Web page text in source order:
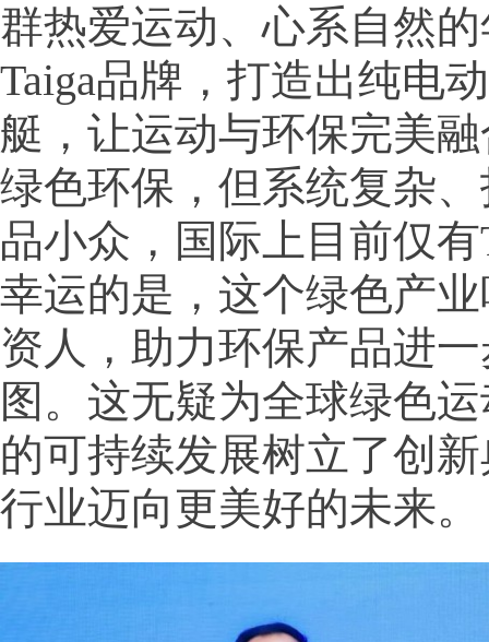
群热爱运动、心系自然
Taiga品牌，打造出纯电
艇，让运动与环保完美
绿色环保，但系统复杂
品小众，国际上目前仅有
幸运的是，这个绿色产
资人，助力环保产品进
图。这无疑为全球绿色
的可持续发展树立了创
行业迈向更美好的未来。